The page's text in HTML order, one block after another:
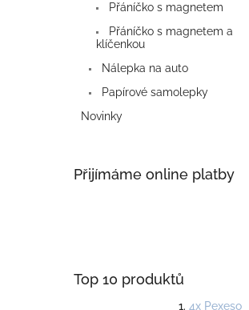
Přáníčko s magnetem
Přáníčko s magnetem a
klíčenkou
Nálepka na auto
Papírové samolepky
Novinky
Přijímáme online platby
Top 10 produktů
4x Pexeso